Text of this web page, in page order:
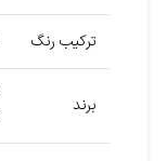
ترکیب رنگ
برند